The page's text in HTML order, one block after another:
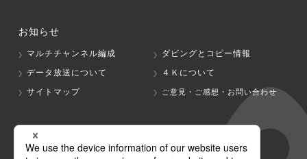
お知らせ
マルチチャンネル編成
ダビングとコピー情報
データ放送について
４Ｋについて
サイトマップ
ご意見・ご感想・お問い合わせ
グループ会社
テレビ朝日 テレ朝チャンネル